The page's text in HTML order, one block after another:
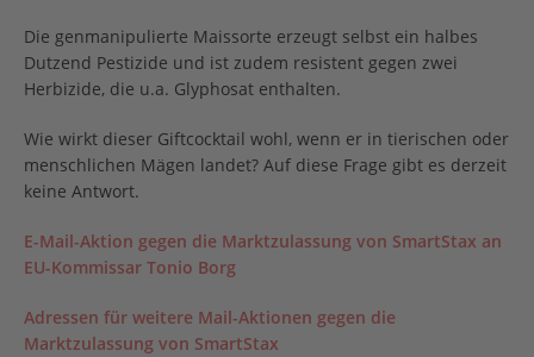
Die genmanipulierte Maissorte erzeugt selbst ein halbes
Dutzend Pestizide und ist zudem resistent gegen zwei
Herbizide, die u.a. Glyphosat enthalten.
Wie wirkt dieser Giftcocktail wohl, wenn er in tierischen oder
menschlichen Mägen landet? Auf diese Frage gibt es derzeit
keine Antwort.
E-Mail-Aktion gegen die Marktzulassung von SmartStax an
EU-Kommissar Tonio Borg
Adressen für weitere Mail-Aktionen gegen die
Marktzulassung von SmartStax